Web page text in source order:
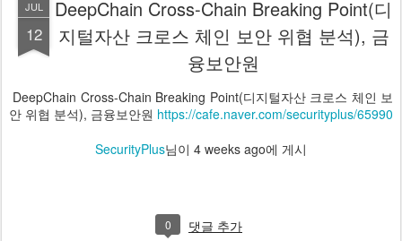
JUL
12
DeepChain Cross-Chain Breaking Point(디
지털자산 크로스 체인 보안 위협 분석), 금
융보안원
DeepChain Cross-Chain Breaking Point(디지털자산 크로스 체인 보
안 위협 분석), 금융보안원 https://cafe.naver.com/securityplus/65990
SecurityPlus님이 4 weeks ago에 게시
0 댓글 추가